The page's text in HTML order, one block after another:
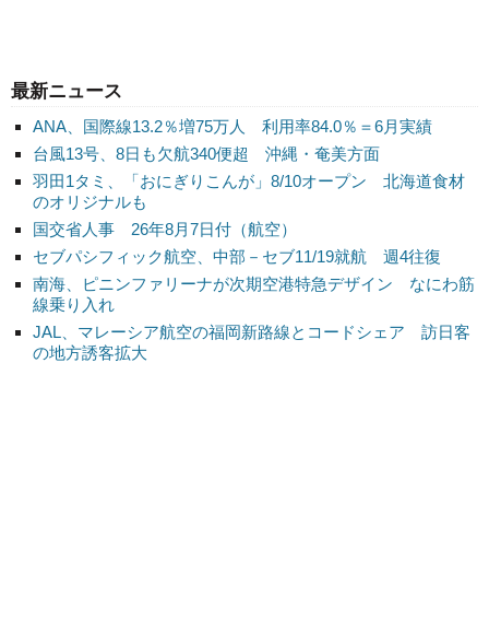
最新ニュース
ANA、国際線13.2％増75万人 利用率84.0％＝6月実績
台風13号、8日も欠航340便超 沖縄・奄美方面
羽田1タミ、「おにぎりこんが」8/10オープン 北海道食材
のオリジナルも
国交省人事 26年8月7日付（航空）
セブパシフィック航空、中部－セブ11/19就航 週4往復
南海、ピニンファリーナが次期空港特急デザイン なにわ筋
線乗り入れ
JAL、マレーシア航空の福岡新路線とコードシェア 訪日客
の地方誘客拡大